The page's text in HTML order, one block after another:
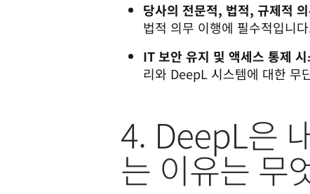
당사의 전문적, 법적, 규제적
법적 의무 이행에 필수적입니
IT 보안 유지 및 액세스 통제
리와 DeepL 시스템에 대한 무
4. DeepL은
는 이유는 무